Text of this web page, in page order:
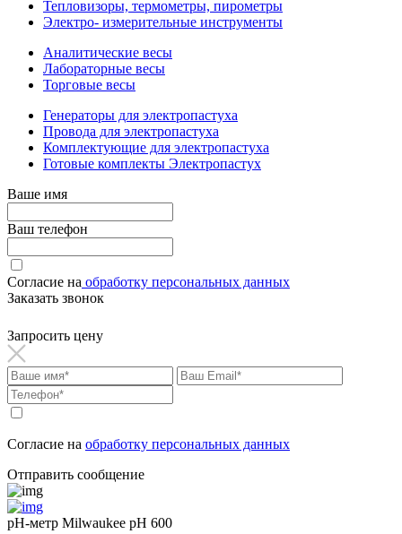
Тепловизоры, термометры, пирометры
Электро- измерительные инструменты
Аналитические весы
Лабораторные весы
Торговые весы
Генераторы для электропастуха
Провода для электропастуха
Комплектующие для электропастуха
Готовые комплекты Электропастух
Ваше имя
Ваш телефон
Согласие на обработку персональных данных
Заказать звонок
Запросить цену
Согласие на обработку персональных данных
Отправить сообщение
pH-метр Milwaukee pH 600